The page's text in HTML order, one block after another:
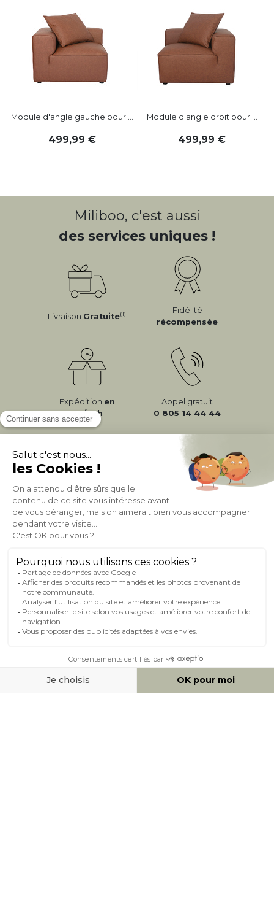
Module d'angle gauche pour ...
499,99
Module d'angle droit pour ...
499,99
Miliboo, c'est aussi
des services uniques !
Livraison Gratuite(1)
Fidélité
récompensée
Expédition en
24/72h
Appel gratuit
0 805 14 44 44
À PROPOS DE MILIBOO
AIDE & CONTACT